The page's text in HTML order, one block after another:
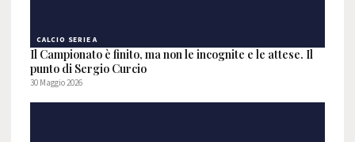
CALCIO SERIE A
Il Campionato è finito, ma non le incognite e le attese. Il
punto di Sergio Curcio
30 Maggio 2026